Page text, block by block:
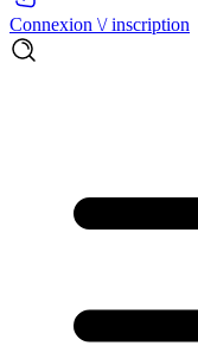
Connexion \/ inscription